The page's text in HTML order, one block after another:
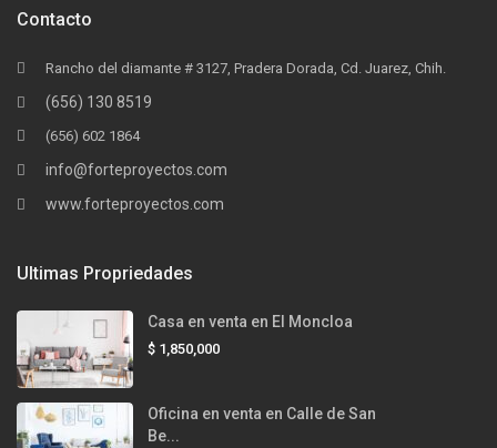
Contacto
Rancho del diamante # 3127, Pradera Dorada, Cd. Juarez, Chih.
(656) 130 8519
(656) 602 1864
info@forteproyectos.com
www.forteproyectos.com
Ultimas Propriedades
Casa en venta en El Moncloa
$ 1,850,000
Oficina en venta en Calle de San
Be...